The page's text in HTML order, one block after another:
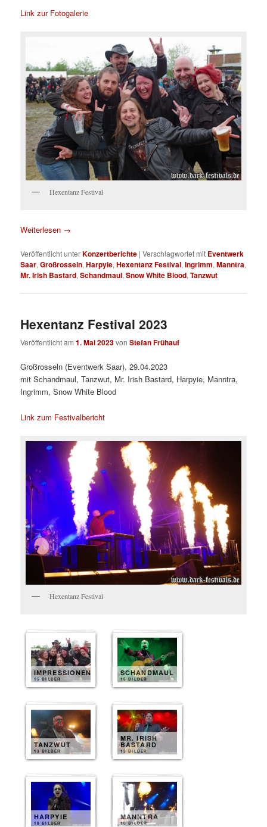
Link zur Fotogalerie
Hexentanz Festival
Weiterlesen →
Veröffentlicht unterKonzertberichte |Verschlagwortet mit Eventwerk
Saar,Großrosseln,Harpyie,Hexentanz Festival,Ingrimm,Manntra,
Mr. Irish Bastard,Schandmaul,Snow White Blood,Tanzwut
Hexentanz Festival 2023
Veröffentlicht am1. Mai 2023vonStefan Frühauf
Großrosseln (Eventwerk Saar), 29.04.2023
mit Schandmaul, Tanzwut, Mr. Irish Bastard, Harpyie, Manntra,
Ingrimm, Snow White Blood
Link zum Festivalbericht
Hexentanz Festival
IMPRESSIONEN
15 BILDER
SCHANDMAUL
15 BILDER
TANZWUT
13 BILDER
MR. IRISH
BASTARD
13 BILDER
HARPYIE
10 BILDER
MANNTRA
10 BILDER